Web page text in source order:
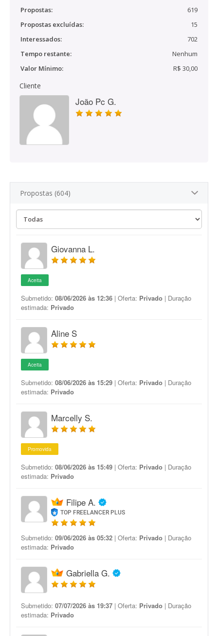
Propostas:
619
Propostas excluídas:
15
Interessados:
702
Tempo restante:
Nenhum
Valor Mínimo:
R$ 30,00
Cliente
João Pc G.
Propostas (604)
Giovanna L.
Aceita
Submetido: 08/06/2026 às 12:36 | Oferta: Privado | Duração
estimada: Privado
Aline S
Aceita
Submetido: 08/06/2026 às 15:29 | Oferta: Privado | Duração
estimada: Privado
Marcelly S.
Promovida
Submetido: 08/06/2026 às 15:49 | Oferta: Privado | Duração
estimada: Privado
Filipe A.
TOP FREELANCER PLUS
Submetido: 09/06/2026 às 05:32 | Oferta: Privado | Duração
estimada: Privado
Gabriella G.
Submetido: 07/07/2026 às 19:37 | Oferta: Privado | Duração
estimada: Privado